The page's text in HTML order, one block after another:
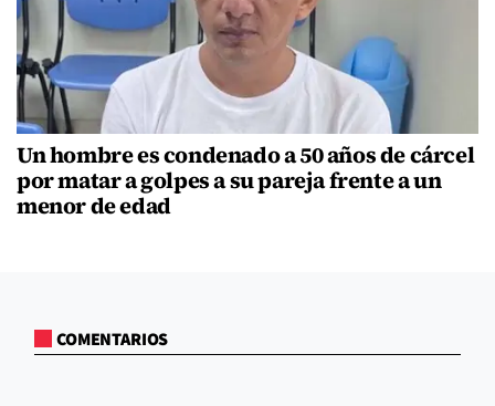
Un hombre es condenado a 50 años de cárcel
por matar a golpes a su pareja frente a un
menor de edad
COMENTARIOS